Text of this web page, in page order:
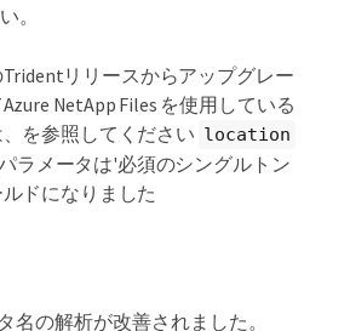
。
リリースからアップグレー
Azure NetApp Files を使用している
を参照してください location
ラメータは'必須のシングルトン
ドになりました
名の解析が改善されました。